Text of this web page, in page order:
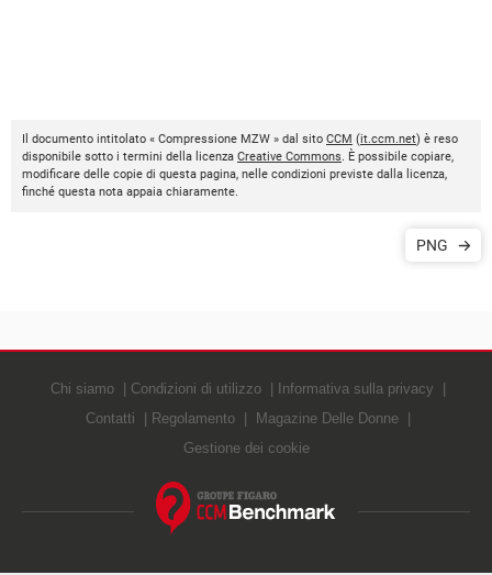
Il documento intitolato « Compressione MZW » dal sito CCM (it.ccm.net) è reso
disponibile sotto i termini della licenza Creative Commons. È possibile copiare,
modificare delle copie di questa pagina, nelle condizioni previste dalla licenza,
finché questa nota appaia chiaramente.
PNG
Chi siamo Condizioni di utilizzo
Informativa sulla privacy
Contatti
Regolamento
Magazine Delle Donne
Gestione dei cookie